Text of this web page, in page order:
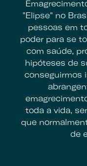
"Elipse" no
pessoas em
poder para se
com saúde,
hipóteses de
conseguirmos
toda a vida,
que
de